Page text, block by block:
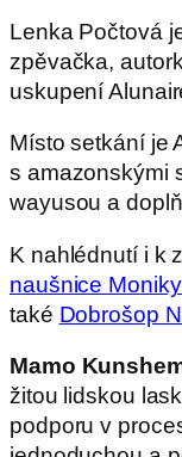
Lenka Počtová
zpěvačka,
uskupení
Místo setkání je
s amazonskými
wayusou a
K nahlédnutí i k
naušnice
také Dobrošop
Mamo
žitou lidskou
podporu v